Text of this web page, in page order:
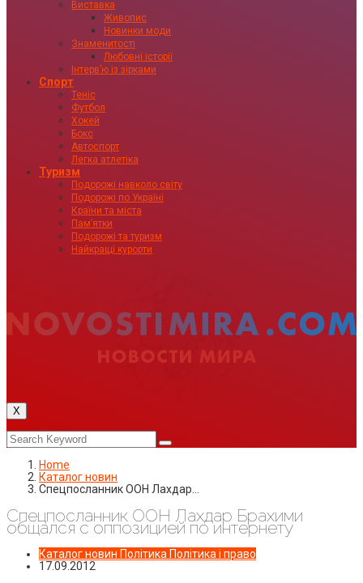
Виставка
Живопис
Новинки моди
Знаменитості
Любовні історії
Інтервʼю із зірками
Спорт
Теніс
Футбол
Хокей
Бокс
Автоспорт
Легка атлетіка
Туризм
Подорожі навколо світу
Подорожі по Україні
Країни та міста
Пам’ятки
Подорожі та туризм
Найкращі курорти
X
Home
Каталог новин
Спецпосланник ООН Лахдар…
Спецпосланник ООН Лахдар Брахими
общался с оппозицией по интернету
Каталог новин Політика Політика і право
17.09.2012